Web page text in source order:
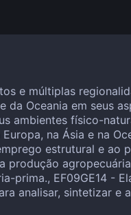
e múltiplas
da Oceania em seus
ambientes físico-
na Ásia e na
estrutural e ao
produção
prima., EF09GE14 -
analisar, sintetizar e